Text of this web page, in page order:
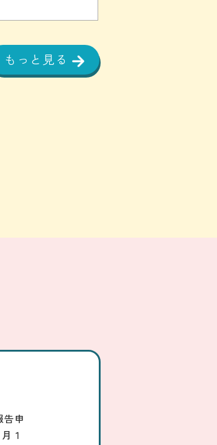
もっと見る
告申
１